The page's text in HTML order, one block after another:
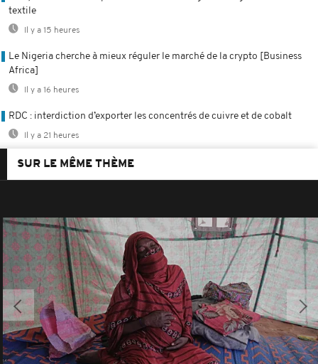
textile
Il y a 15 heures
Le Nigeria cherche à mieux réguler le marché de la crypto [Business
Africa]
Il y a 16 heures
RDC : interdiction d’exporter les concentrés de cuivre et de cobalt
Il y a 21 heures
SUR LE MÊME THÈME